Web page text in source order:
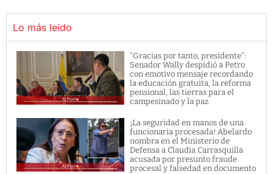
Lo más leido
“Gracias por tanto, presidente”:
Senador Wally despidió a Petro
con emotivo mensaje recordando
la educación gratuita, la reforma
pensional, las tierras para el
campesinado y la paz
¡La seguridad en manos de una
funcionaria procesada! Abelardo
nombra en el Ministerio de
Defensa a Claudia Carrasquilla
acusada por presunto fraude
procesal y falsedad en documento